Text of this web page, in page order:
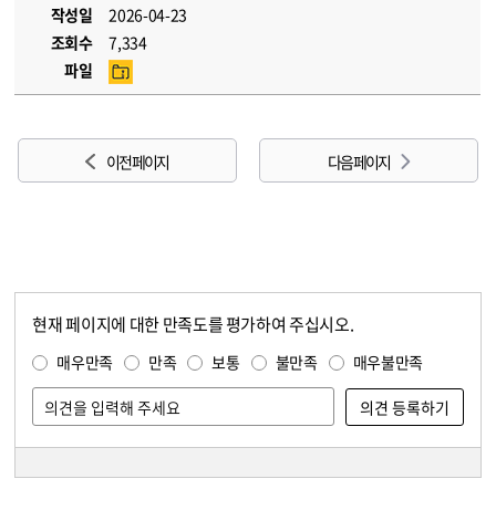
작성일
2026-04-23
조회수
7,334
파일
이전 페이지 다음 페이지
현재 페이지에 대한 만족도를 평가하여 주십시오.
매우만족 만족 보통 불만족 매우불만족